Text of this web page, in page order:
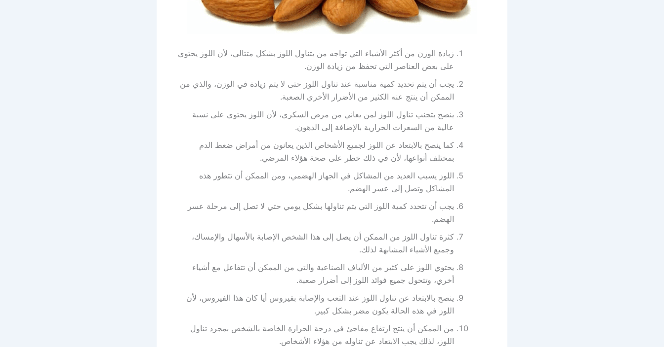
زيادة الوزن من أكثر الأشياء التي تواجه من يتناول اللوز بشكل متتالي، لأن اللوز يحتوي
على بعض العناصر التي تحفظ من زيادة الوزن.
يجب أن يتم تحديد كمية مناسبة عند تناول اللوز حتى لا يتم زيادة في الوزن، والذي من
الممكن أن ينتج عنه الكثير من الأضرار الأخري الصعبة.
ينصح بتجنب تناول اللوز لمن يعاني من مرض السكري، لأن اللوز يحتوي على نسبة
عالية من السعرات الحرارية بالإضافة إلى الدهون.
كما ينصح بالابتعاد عن اللوز لجميع الأشخاص الذين يعانون من أمراض ضغط الدم
بمختلف أنواعها، لأن في ذلك خطر على صحة هؤلاء المرضي.
اللوز يسبب العديد من المشاكل في الجهاز الهضمي، ومن الممكن أن تتطور هذه
المشاكل وتصل إلى عسر الهضم.
يجب أن تتحدد كمية اللوز التي يتم تناولها بشكل يومي حتي لا تصل إلى مرحلة عسر
الهضم.
كثرة تناول اللوز من الممكن أن يصل إلى هذا الشخص الإصابة بالأسهال والإمساك،
وجميع الأشياء المشابهة لذلك.
يحتوي اللوز على كثير من الألياف الصناعية والتي من الممكن أن تتفاعل مع أشياء
أخري، وتتحول جميع فوائد اللوز إلى أضرار صعبة.
ينصح بالابتعاد عن تناول اللوز عند التعب والإصابة بفيروس أيا كان هذا الفيروس، لأن
اللوز في هذه الحالة يكون مضر بشكل كبير.
من الممكن أن ينتج ارتفاع مفاجئ في درجة الحرارة الخاصة بالشخص بمجرد تناول
اللوز، لذلك يجب الابتعاد عن تناوله من هؤلاء الأشخاص.